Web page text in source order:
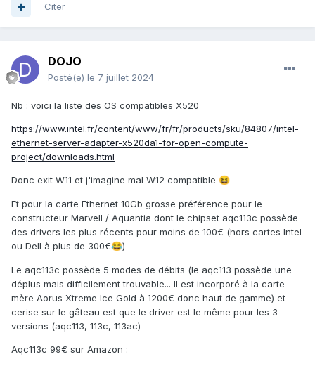
Citer
DOJO
Posté(e) le 7 juillet 2024
Nb : voici la liste des OS compatibles X520
https://www.intel.fr/content/www/fr/fr/products/sku/84807/intel-
ethernet-server-adapter-x520da1-for-open-compute-
project/downloads.html
Donc exit W11 et j'imagine mal W12 compatible 😆
Et pour la carte Ethernet 10Gb grosse préférence pour le
constructeur Marvell / Aquantia dont le chipset aqc113c possède
des drivers les plus récents pour moins de 100€ (hors cartes Intel
ou Dell à plus de 300€😂)
Le aqc113c possède 5 modes de débits (le aqc113 possède une
déplus mais difficilement trouvable... Il est incorporé à la carte
mère Aorus Xtreme Ice Gold à 1200€ donc haut de gamme) et
cerise sur le gâteau est que le driver est le même pour les 3
versions (aqc113, 113c, 113ac)
Aqc113c 99€ sur Amazon :